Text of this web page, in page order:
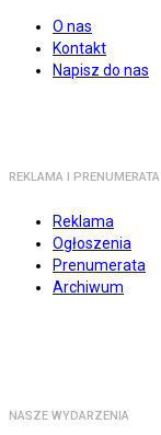
O nas
Kontakt
Napisz do nas
REKLAMA I PRENUMERATA
Reklama
Ogłoszenia
Prenumerata
Archiwum
NASZE WYDARZENIA